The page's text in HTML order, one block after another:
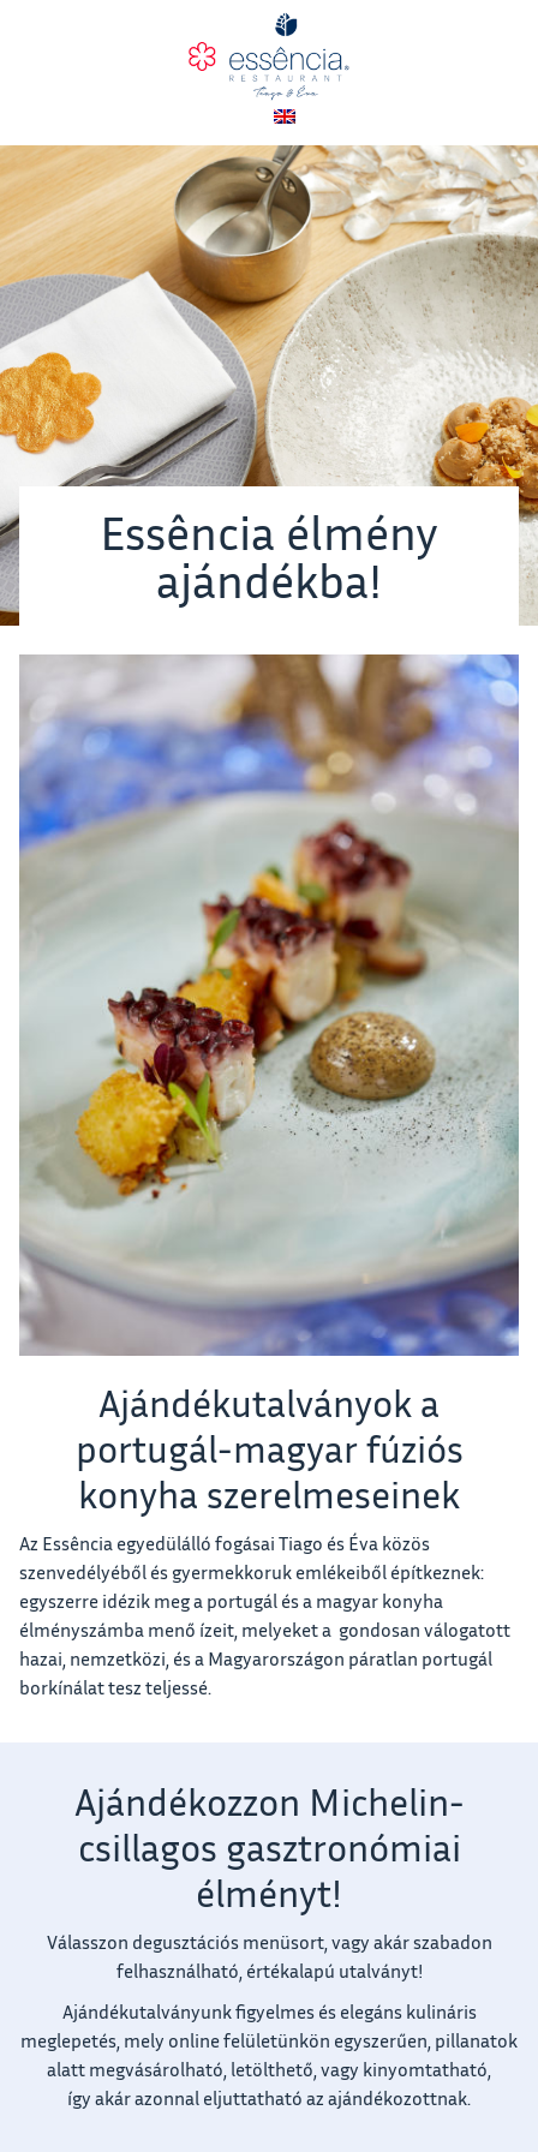
Essência élmény
ajándékba!
Ajándékutalványok a
portugál-magyar fúziós
konyha szerelmeseinek
Az Essência egyedülálló fogásai Tiago és Éva közös
szenvedélyéből és gyermekkoruk emlékeiből építkeznek:
egyszerre idézik meg a portugál és a magyar konyha
élményszámba menő ízeit, melyeket a gondosan válogatott
hazai, nemzetközi, és a Magyarországon páratlan portugál
borkínálat tesz teljessé.
Ajándékozzon Michelin-
csillagos gasztronómiai
élményt!
Válasszon degusztációs menüsort, vagy akár szabadon
felhasználható, értékalapú utalványt!
Ajándékutalványunk figyelmes és elegáns kulináris
meglepetés, mely online felületünkön egyszerűen, pillanatok
alatt megvásárolható, letölthető, vagy kinyomtatható,
így akár azonnal eljuttatható az ajándékozottnak.